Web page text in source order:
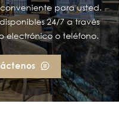
para usted.
24/7 a través
electrónico o teléfono.